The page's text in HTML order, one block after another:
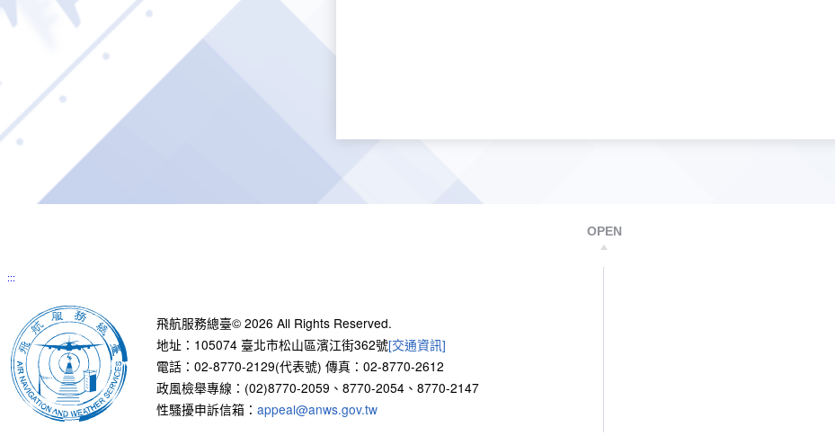
OPEN
:::
飛航服務總臺© 2026 All Rights Reserved.
地址：105074 臺北市松山區濱江街362號[交通資訊]
電話：02-8770-2129(代表號) 傳真：02-8770-2612
政風檢舉專線：(02)8770-2059、8770-2054、8770-2147
性騷擾申訴信箱： appeal@anws.gov.tw